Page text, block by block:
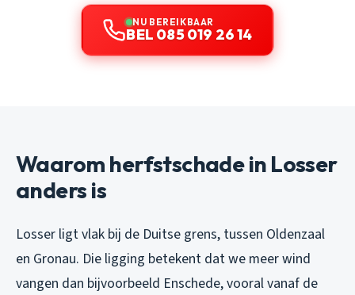
NU BEREIKBAAR
BEL 085 019 26 14
Waarom herfstschade in Losser
anders is
Losser ligt vlak bij de Duitse grens, tussen Oldenzaal
en Gronau. Die ligging betekent dat we meer wind
vangen dan bijvoorbeeld Enschede, vooral vanaf de